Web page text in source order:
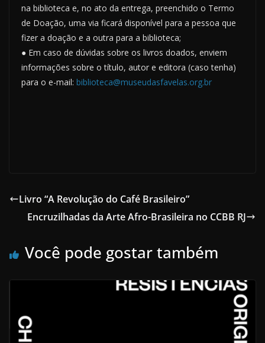
na biblioteca e, no ato da entrega, preenchido o Termo
de Doação, uma via ficará disponível para a pessoa que
fizer a doação e a outra para a biblioteca;
● Em caso de dúvidas sobre os livros doados, enviem
informações sobre o título, autor e editora (caso tenha)
para o e-mail: biblioteca@museudasfavelas.org.br
Livro “A Revolução do Café Brasileiro”
Encruzilhadas da Arte Afro-Brasileira no CCBB RJ
Você pode gostar também